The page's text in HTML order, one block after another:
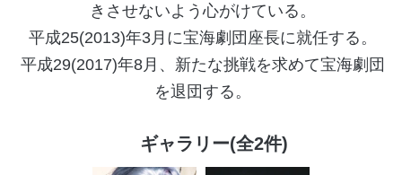
きさせないよう心がけている。
平成25(2013)年3月に宝海劇団座長に就任する。
平成29(2017)年8月、新たな挑戦を求めて宝海劇団
を退団する。
ギャラリー(全2件)